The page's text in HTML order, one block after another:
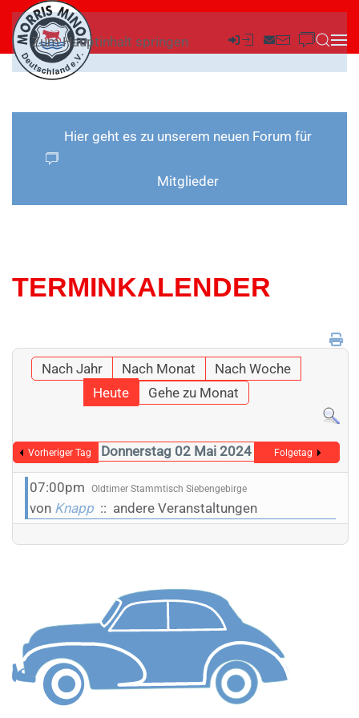
Zum Hauptinhalt springen
Hier geht es zu unserem neuen Forum für
Mitglieder
TERMINKALENDER
Nach Jahr Nach Monat
Nach Woche
Heute
Gehe zu Monat
Vorheriger Tag Donnerstag 02 Mai 2024 Folgetag
07:00pm Oldtimer Stammtisch Siebengebirge
von Knapp :: andere Veranstaltungen